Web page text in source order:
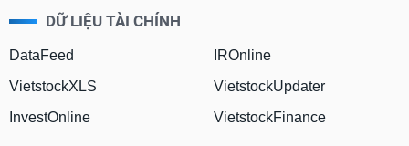
DỮ LIỆU TÀI CHÍNH
DataFeed
VietstockXLS
InvestOnline
IROnline
VietstockUpdater
VietstockFinance